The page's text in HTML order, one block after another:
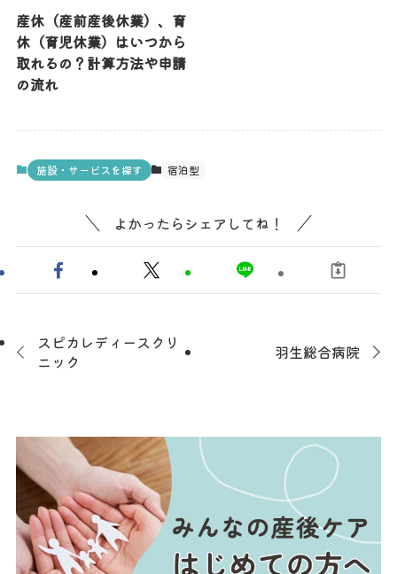
産休（産前産後休業）、育
休（育児休業）はいつから
取れるの？計算方法や申請
の流れ
施設・サービスを探す 宿泊型
よかったらシェアしてね！
スピカレディースクリ
ニック
羽生総合病院